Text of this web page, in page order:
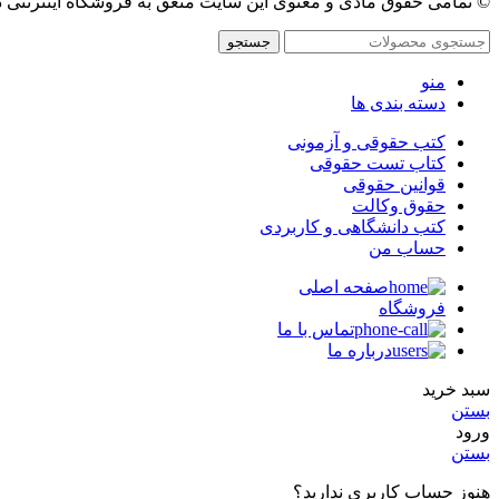
جستجو
منو
دسته بندی ها
کتب حقوقی و آزمونی
کتاب تست حقوقی
قوانین حقوقی
حقوق وکالت
کتب دانشگاهی و کاربردی
حساب من
صفحه اصلی
فروشگاه
تماس با ما
درباره ما
سبد خرید
بستن
ورود
بستن
هنوز حساب کاربری ندارید؟